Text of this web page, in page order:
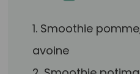
1. Smoothie
avoine